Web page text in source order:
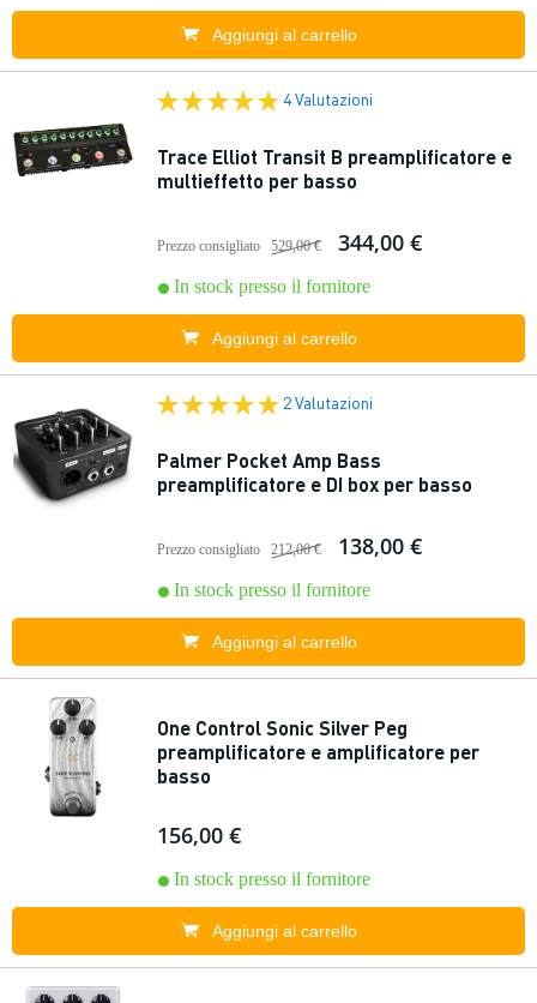
Aggiungi al carrello
4 Valutazioni
Trace Elliot Transit B preamplificatore e
multieffetto per basso
Prezzo consigliato 529,00 € 344,00 €
In stock presso il fornitore
Aggiungi al carrello
2 Valutazioni
Palmer Pocket Amp Bass
preamplificatore e DI box per basso
Prezzo consigliato 212,00 € 138,00 €
In stock presso il fornitore
Aggiungi al carrello
One Control Sonic Silver Peg
preamplificatore e amplificatore per
basso
156,00 €
In stock presso il fornitore
Aggiungi al carrello